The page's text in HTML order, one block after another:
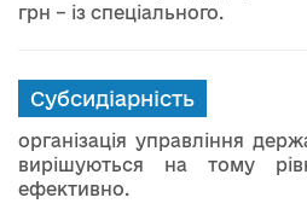
грн – із спеціального.
Субсидіарність
організація управління
вирішуються на тому
ефективно.